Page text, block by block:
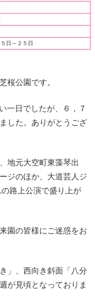
５日～２５日
桜公園です。
一日でしたが、６，７
した。ありがとうござ
地元大空町東藻琴出
ジのほか、大道芸人ジ
路上公演で盛り上が
園の皆様にご迷惑をお
」、西向き斜面「八分
が見頃となっておりま